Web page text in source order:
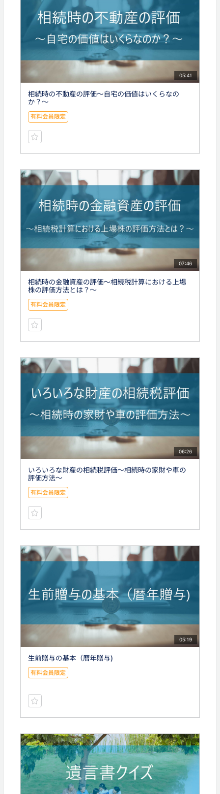
05:41
相続時の不動産の評価～自宅の価値はいくらなの
か？～
有料会員限定
07:46
相続時の金融資産の評価～相続税計算における上場
株の評価方法とは？～
有料会員限定
06:26
いろいろな財産の相続税評価～相続時の家財や車の
評価方法～
有料会員限定
05:19
生前贈与の基本（暦年贈与)
有料会員限定